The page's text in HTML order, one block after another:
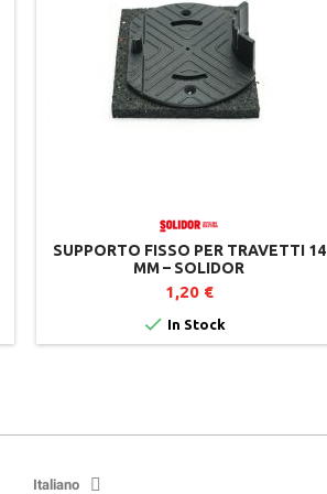
SUPPORTO FISSO PER TRAVETTI 14
MM – SOLIDOR
1,20 €
 In Stock
Italiano